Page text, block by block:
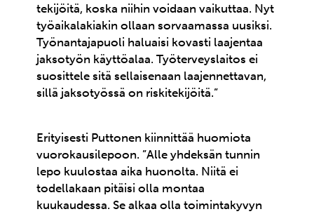
tekijöitä, koska niihin voidaan vaikuttaa. Nyt
työaikalakiakin ollaan sorvaamassa uusiksi.
Työnantajapuoli haluaisi kovasti laajentaa
jaksotyön käyttöalaa. Työterveyslaitos ei
suosittele sitä sellaisenaan laajennettavan,
sillä jaksotyössä on riskitekijöitä.”
Erityisesti Puttonen kiinnittää huomiota
vuorokausilepoon. ”Alle yhdeksän tunnin
lepo kuulostaa aika huonolta. Niitä ei
todellakaan pitäisi olla montaa
kuukaudessa. Se alkaa olla toimintakyvyn